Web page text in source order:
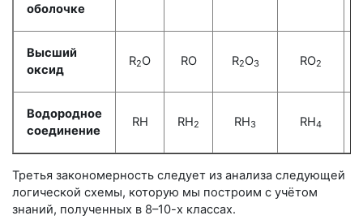
оболочке
Высший
оксид
R2O RO R2O3 RO2
Водородное
соединение
RH RH2 RH3 RH4
Третья закономерность следует из анализа следующей
логической схемы, которую мы построим с учётом
знаний, полученных в 8–10-х классах.